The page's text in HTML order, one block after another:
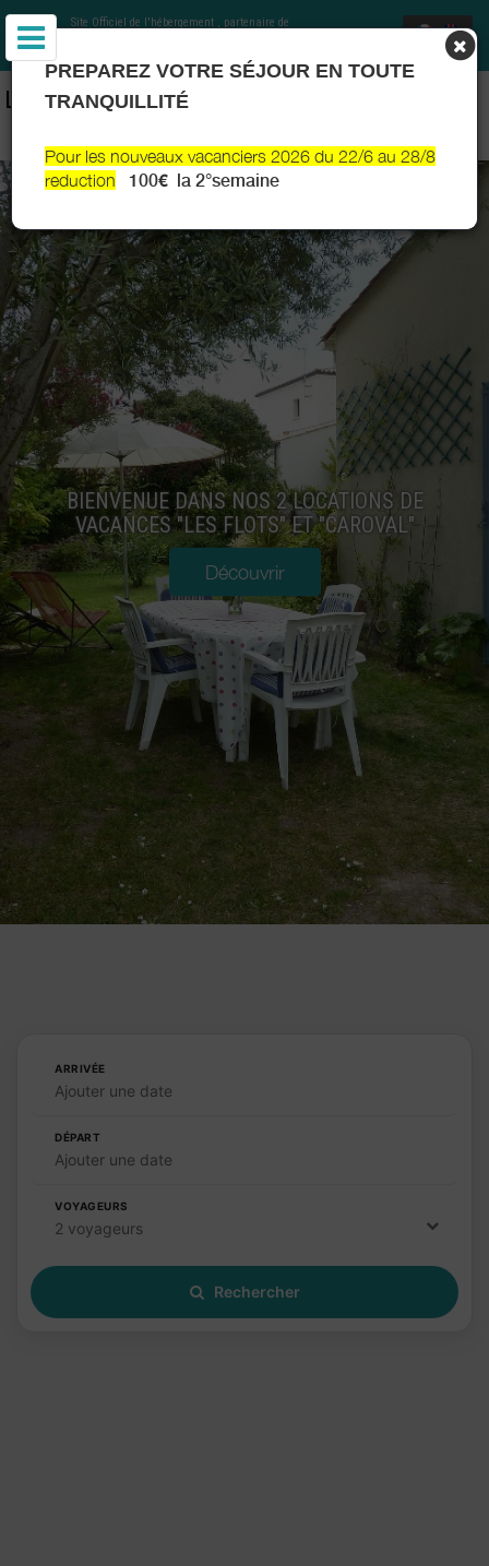
Site Officiel de l'hébergement , partenaire de
LOCATIONS LES FLOTS ET CAROVAL - ST GEORGES DE DIDONNE
PREPAREZ VOTRE SÉJOUR EN TOUTE
TRANQUILLITÉ
Pour les nouveaux vacanciers 2026 du 22/6 au 28/8
reduction
100€ la 2°semaine
BIENVENUE DANS NOS 2 LOCATIONS DE
VACANCES "LES FLOTS" ET "CAROVAL"
Découvrir
ARRIVÉE
Ajouter une date
DÉPART
Ajouter une date
VOYAGEURS
2 voyageurs
Rechercher